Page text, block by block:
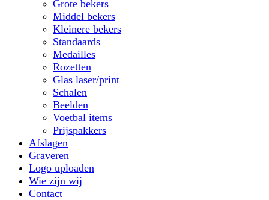
Grote bekers
Middel bekers
Kleinere bekers
Standaards
Medailles
Rozetten
Glas laser/print
Schalen
Beelden
Voetbal items
Prijspakkers
Afslagen
Graveren
Logo uploaden
Wie zijn wij
Contact